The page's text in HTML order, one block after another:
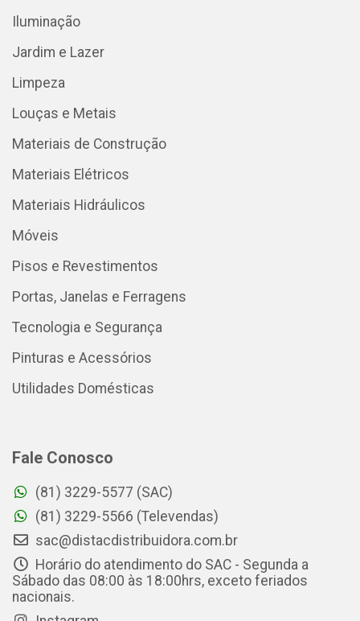
Iluminação
Jardim e Lazer
Limpeza
Louças e Metais
Materiais de Construção
Materiais Elétricos
Materiais Hidráulicos
Móveis
Pisos e Revestimentos
Portas, Janelas e Ferragens
Tecnologia e Segurança
Pinturas e Acessórios
Utilidades Domésticas
Fale Conosco
(81) 3229-5577 (SAC)
(81) 3229-5566 (Televendas)
sac@distacdistribuidora.com.br
Horário do atendimento do SAC - Segunda a
Sábado das 08:00 às 18:00hrs, exceto feriados
nacionais.